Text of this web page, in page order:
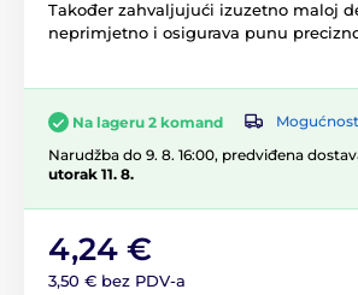
Također zahvaljujući izuzetno maloj
neprimjetno i osigurava punu
Na lageru 2 komand
Narudžba do 9. 8. 16:00, predviđena
utorak 11. 8.
4,24 €
3,50 € bez PDV-a